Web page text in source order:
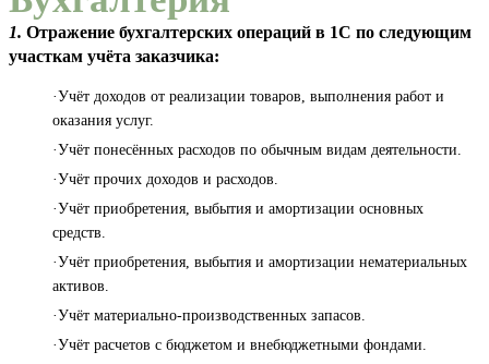
1. Отражение бухгалтерских операций в 1С по следующим
участкам учёта заказчика:
·Учёт доходов от реализации товаров, выполнения работ и
оказания услуг.
·Учёт понесённых расходов по обычным видам деятельности.
·Учёт прочих доходов и расходов.
·Учёт приобретения, выбытия и амортизации основных
средств.
·Учёт приобретения, выбытия и амортизации нематериальных
активов.
·Учёт материально-производственных запасов.
·Учёт расчетов с бюджетом и внебюджетными фондами.